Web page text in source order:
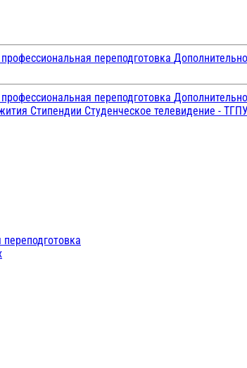
переподготовка
переподготовка
Стипендии Студенческое телевидение -